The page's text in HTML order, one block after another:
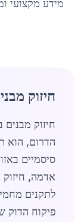
מידע מקצועי
חיזוק
חיזוק
הדרום, הוא
סיסמיים
אדמה,
לתקנים
פיקוח הדוק